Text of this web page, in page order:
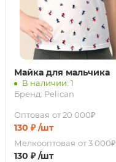
Майка для мальчика
В наличии: 1
Бренд: Pelican
Оптовая от 20 000₽
130 ₽ /шт
Мелкооптовая от 3 000₽
130 ₽ /шт